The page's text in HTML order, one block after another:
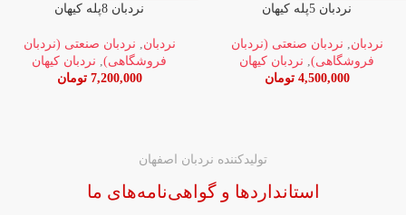
نردبان 5پله کیهان
نردبان
نردبان صنعتی (نردبان
فروشگاهی) نردبان کیهان
4,500,000 تومان
نردبان 8پله کیهان
نردبان
نردبان صنعتی (نردبان
فروشگاهی) نردبان کیهان
7,200,000 تومان
تولید‌کننده نردبان اصفهان
استانداردها و گواهی‌نامه‌های ما